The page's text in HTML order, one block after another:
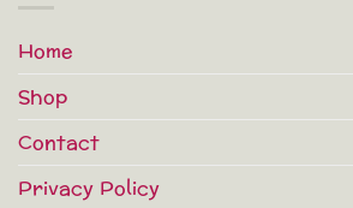
Home
Shop
Contact
Privacy Policy